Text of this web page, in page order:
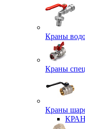
Краны
Краны
Краны